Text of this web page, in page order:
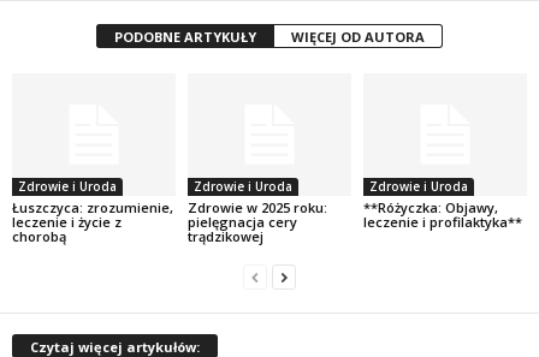
PODOBNE ARTYKUŁY WIĘCEJ OD AUTORA
Zdrowie i Uroda
Łuszczyca: zrozumienie,
leczenie i życie z
chorobą
Zdrowie i Uroda
Zdrowie w 2025 roku:
pielęgnacja cery
trądzikowej
Zdrowie i Uroda
**Różyczka: Objawy,
leczenie i profilaktyka**
Czytaj więcej artykułów: